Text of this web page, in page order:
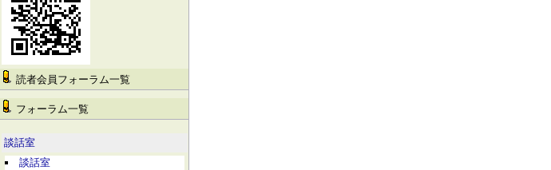
読者会員フォーラム一覧
フォーラム一覧
談話室
談話室